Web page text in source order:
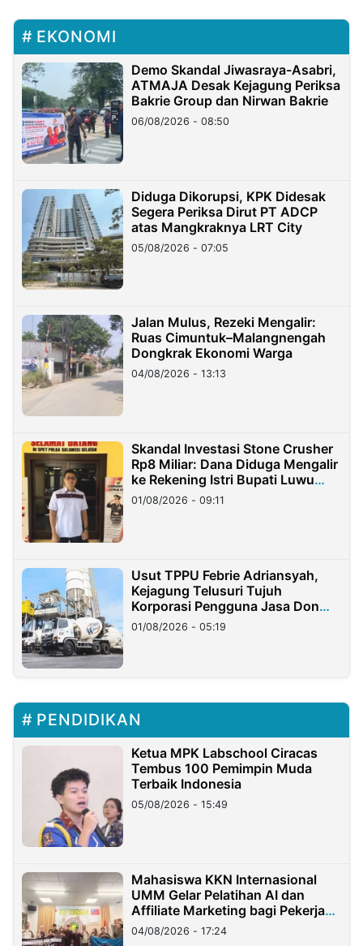
EKONOMI
Demo Skandal Jiwasraya-Asabri,
ATMAJA Desak Kejagung Periksa
Bakrie Group dan Nirwan Bakrie
06/08/2026 - 08:50
Diduga Dikorupsi, KPK Didesak
Segera Periksa Dirut PT ADCP
atas Mangkraknya LRT City
05/08/2026 - 07:05
Jalan Mulus, Rezeki Mengalir:
Ruas Cimuntuk–Malangnengah
Dongkrak Ekonomi Warga
04/08/2026 - 13:13
Skandal Investasi Stone Crusher
Rp8 Miliar: Dana Diduga Mengalir
ke Rekening Istri Bupati Luwu
Timur
01/08/2026 - 09:11
Usut TPPU Febrie Adriansyah,
Kejagung Telusuri Tujuh
Korporasi Pengguna Jasa Don
Ritto
01/08/2026 - 05:19
PENDIDIKAN
Ketua MPK Labschool Ciracas
Tembus 100 Pemimpin Muda
Terbaik Indonesia
05/08/2026 - 15:49
Mahasiswa KKN Internasional
UMM Gelar Pelatihan AI dan
Affiliate Marketing bagi Pekerja
Migran Indonesia di Taiwan
04/08/2026 - 17:24